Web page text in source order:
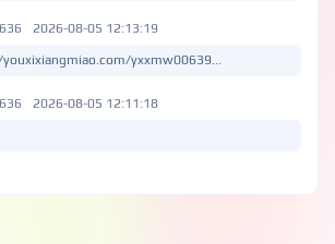
2026-08-05 12:13:19
yxxmw00639...
2026-08-05 12:11:18